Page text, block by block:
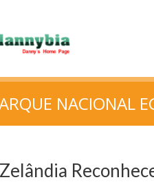
NACIONAL